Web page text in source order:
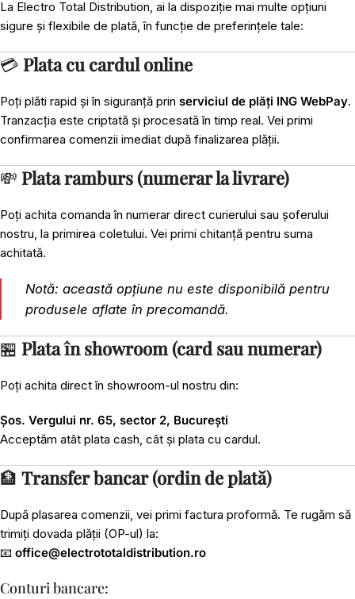
La Electro Total Distribution, ai la dispoziție mai multe opțiuni
sigure și flexibile de plată, în funcție de preferințele tale:
💳 Plata cu cardul online
Poți plăti rapid și în siguranță prin serviciul de plăți ING WebPay.
Tranzacția este criptată și procesată în timp real. Vei primi
confirmarea comenzii imediat după finalizarea plății.
💸 Plata ramburs (numerar la livrare)
Poți achita comanda în numerar direct curierului sau șoferului
nostru, la primirea coletului. Vei primi chitanță pentru suma
achitată.
Notă: această opțiune nu este disponibilă pentru
produsele aflate în precomandă.
🏪 Plata în showroom (card sau numerar)
Poți achita direct în showroom-ul nostru din:
Șos. Vergului nr. 65, sector 2, București
Acceptăm atât plata cash, cât și plata cu cardul.
🏦 Transfer bancar (ordin de plată)
După plasarea comenzii, vei primi factura proformă. Te rugăm să
trimiți dovada plății (OP-ul) la:
📧 office@electrototaldistribution.ro
Conturi bancare: